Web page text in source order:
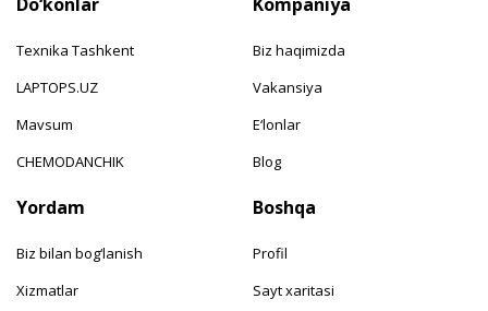
Texnika Tashkent
LAPTOPS.UZ
Mavsum
CHEMODANCHIK
Biz haqimizda
Vakansiya
E‘lonlar
Blog
Yordam
Biz bilan bog‘lanish
Xizmatlar
Boshqa
Profil
Sayt xaritasi